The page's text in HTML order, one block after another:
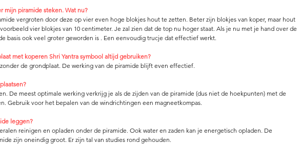
mijn piramide steken. Wat nu?
vergroten door deze op vier even hoge blokjes hout te zetten. Beter zijn blokjes van koper, maar hout
vier blokjes van 10 centimeter. Je zal zien dat de top nu hoger staat. Als je nu met je hand over de
basis ook veel groter geworden is . Een eenvoudig trucje dat effectief werkt.
met koperen Shri Yantra symbool altijd gebruiken?
de grondplaat. De werking van de piramide blijft even effectief.
De meest optimale werking verkrijg je als de zijden van de piramide (dus niet de hoekpunten) met de
Gebruik voor het bepalen van de windrichtingen een magneetkompas.
leggen?
reinigen en opladen onder de piramide. Ook water en zaden kan je energetisch opladen. De
zijn oneindig groot. Er zijn tal van studies rond gehouden.